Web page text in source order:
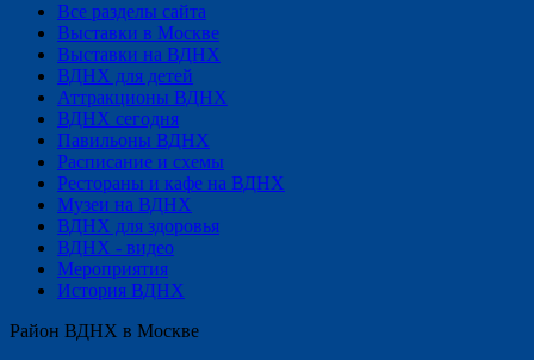
Все разделы сайта
Выставки в Москве
Выставки на ВДНХ
ВДНХ для детей
Аттракционы ВДНХ
ВДНХ сегодня
Павильоны ВДНХ
Расписание и схемы
Рестораны и кафе на ВДНХ
Музеи на ВДНХ
ВДНХ для здоровья
ВДНХ - видео
Мероприятия
История ВДНХ
Район ВДНХ в Москве